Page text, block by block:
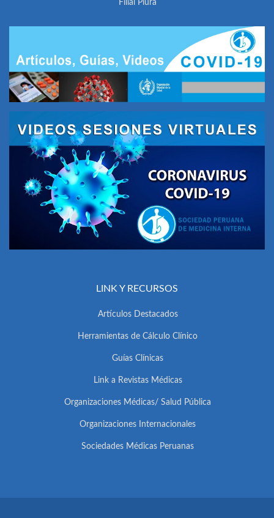
Filial Piura
LINK Y RECURSOS
Artículos Destacados
Herramientas de Cálculo Clínico
Guías Clínicas
Link a Revistas Médicas
Organizaciones Médicas/ Salud Pública
Organizaciones Internacionales
Sociedades Médicas Peruanas